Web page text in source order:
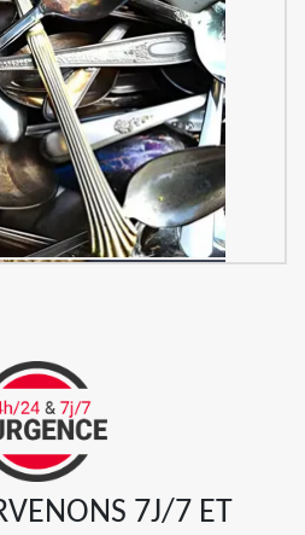
7J/7 ET